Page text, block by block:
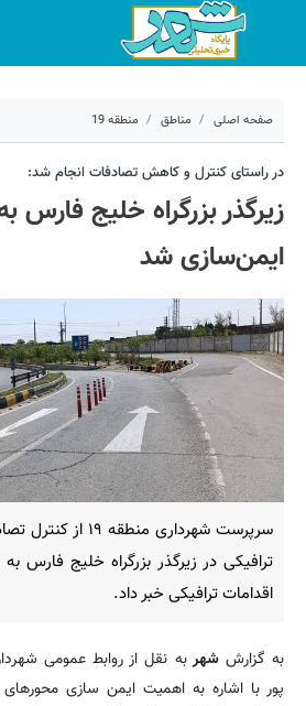
صفحه اصلی مناطق منطقه 19
کد مطلب: 53190
در راستای کنترل و کاهش تصادفات انجام شد:
زیرگذر بزرگراه خلیج فارس
ایمن‌سازی شد
سرپرست شهرداری
ترافیکی در زیرگذر بزرگراه خلیج فارس
اقدامات ترافیکی خبر داد.
به گزارششهر